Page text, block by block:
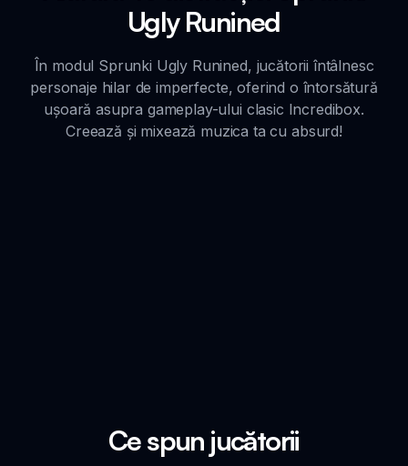
Ugly Runined
În modul Sprunki Ugly Runined, jucătorii întâlnesc
personaje hilar de imperfecte, oferind o întorsătură
ușoară asupra gameplay-ului clasic Incredibox.
Creează și mixează muzica ta cu absurd!
Ce spun jucătorii